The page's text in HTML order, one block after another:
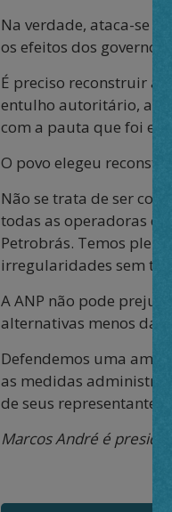
Na verdade, ataca-se
os efeitos dos governos
É preciso reconstruir a
entulho autoritário, a
com a pauta que foi
O povo elegeu
Não se trata de ser
todas as operadoras
Petrobrás. Temos
irregularidades sem ter
A ANP não pode
alternativas menos
Defendemos uma
as medidas
de seus representantes
Marcos André é